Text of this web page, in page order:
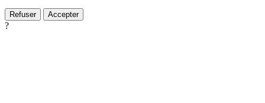
Refuser Accepter
?